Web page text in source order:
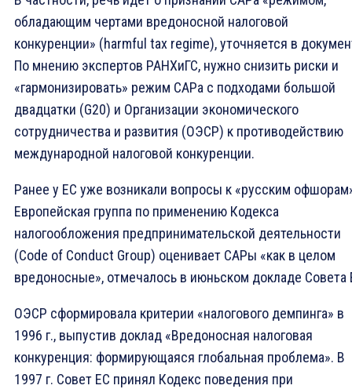
обладающим чертами вредоносной налоговой
конкуренции» (harmful tax regime), уточняется в
По мнению экспертов РАНХиГС, нужно снизить риски и
«гармонизировать» режим САРа с подходами большой
двадцатки (G20) и Организации экономического
сотрудничества и развития (ОЭСР) к противодействию
международной налоговой конкуренции.
Ранее у ЕС уже возникали вопросы к «русским
Европейская группа по применению Кодекса
налогообложения предпринимательской деятельности
(Code of Conduct Group) оценивает САРы «как в целом
вредоносные», отмечалось в июньском докладе Совета
ОЭСР сформировала критерии «налогового демпинга» в
1996 г., выпустив доклад «Вредоносная налоговая
конкуренция: формирующаяся глобальная проблема». В
1997 г. Совет ЕС принял Кодекс поведения при